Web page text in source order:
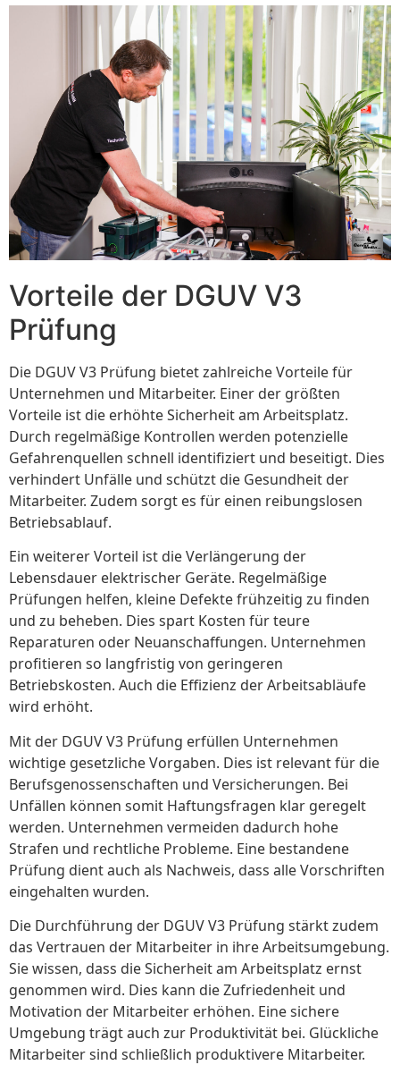
Vorteile der DGUV V3
Prüfung
Die DGUV V3 Prüfung bietet zahlreiche Vorteile für
Unternehmen und Mitarbeiter. Einer der größten
Vorteile ist die erhöhte Sicherheit am Arbeitsplatz.
Durch regelmäßige Kontrollen werden potenzielle
Gefahrenquellen schnell identifiziert und beseitigt. Dies
verhindert Unfälle und schützt die Gesundheit der
Mitarbeiter. Zudem sorgt es für einen reibungslosen
Betriebsablauf.
Ein weiterer Vorteil ist die Verlängerung der
Lebensdauer elektrischer Geräte. Regelmäßige
Prüfungen helfen, kleine Defekte frühzeitig zu finden
und zu beheben. Dies spart Kosten für teure
Reparaturen oder Neuanschaffungen. Unternehmen
profitieren so langfristig von geringeren
Betriebskosten. Auch die Effizienz der Arbeitsabläufe
wird erhöht.
Mit der DGUV V3 Prüfung erfüllen Unternehmen
wichtige gesetzliche Vorgaben. Dies ist relevant für die
Berufsgenossenschaften und Versicherungen. Bei
Unfällen können somit Haftungsfragen klar geregelt
werden. Unternehmen vermeiden dadurch hohe
Strafen und rechtliche Probleme. Eine bestandene
Prüfung dient auch als Nachweis, dass alle Vorschriften
eingehalten wurden.
Die Durchführung der DGUV V3 Prüfung stärkt zudem
das Vertrauen der Mitarbeiter in ihre Arbeitsumgebung.
Sie wissen, dass die Sicherheit am Arbeitsplatz ernst
genommen wird. Dies kann die Zufriedenheit und
Motivation der Mitarbeiter erhöhen. Eine sichere
Umgebung trägt auch zur Produktivität bei. Glückliche
Mitarbeiter sind schließlich produktivere Mitarbeiter.